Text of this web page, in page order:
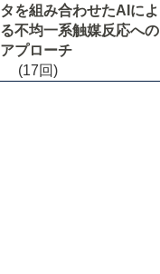
タを組み合わせたAIによ
る不均一系触媒反応への
アプローチ
(17回)